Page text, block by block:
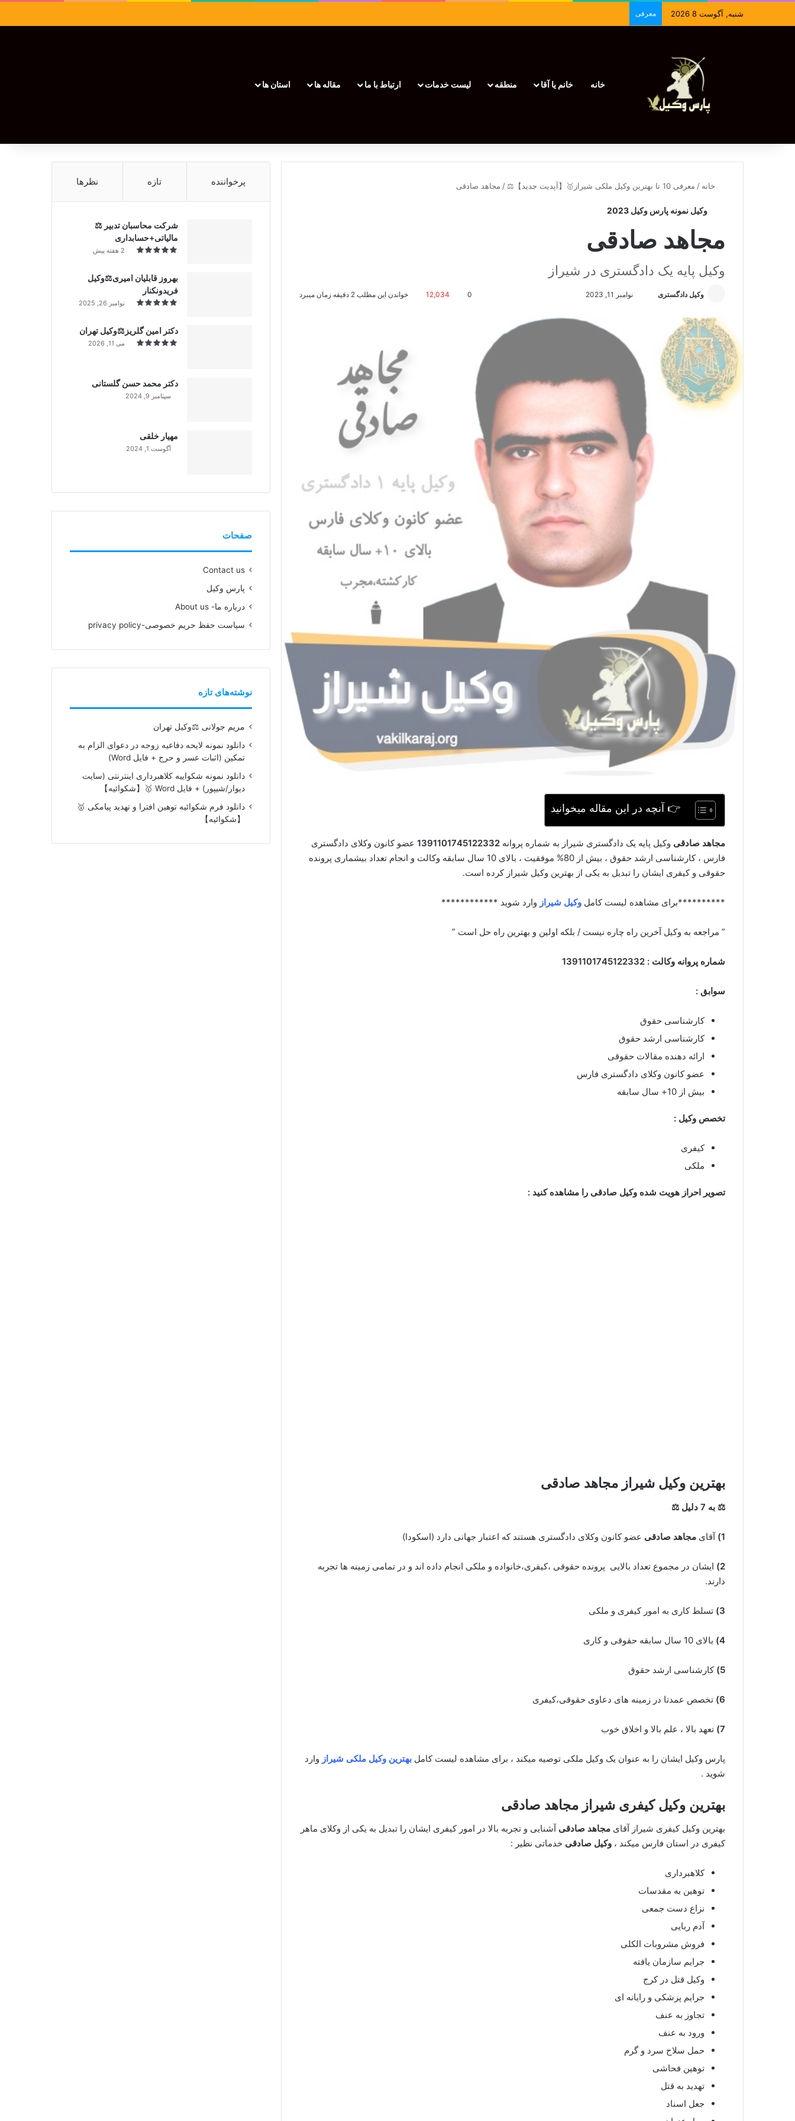
شنبه, آگوست 8 2026 معرفی
خانه خانم یا آقا منطقه لیست خدمات ارتباط با ما مقاله ها استان ها
خانه / معرفی 10 تا بهترین وکیل ملکی شیراز🥇【آپدیت جدید】⚖️ / مجاهد صادقی
وکیل نمونه پارس وکیل 2023
مجاهد صادقی
وکیل پایه یک دادگستری در شیراز
وکیل دادگستری
م
ل
نوامبر 11, 2023 0
12,034 خواندن این مطلب 2 دقیقه زمان میبرد
👉 آنچه در این مقاله میخوانید
مجاهد صادقی وکیل پایه یک دادگستری شیراز به شماره پروانه 1391101745122332 عضو کانون وکلای دادگستری
فارس ، کارشناسی ارشد حقوق ، بیش از 80% موفقیت ، بالای 10 سال سابقه وکالت و انجام تعداد بیشماری پرونده
حقوقی و کیفری ایشان را تبدیل به یکی از بهترین وکیل شیراز کرده است.
**********برای مشاهده لیست کامل وکیل شیراز وارد شوید ************
” مراجعه به وکیل آخرین راه چاره نیست / بلکه اولین و بهترین راه حل است ”
شماره پروانه وکالت : 1391101745122332
سوابق :
کارشناسی حقوق
کارشناسی ارشد حقوق
ارائه دهنده مقالات حقوقی
عضو کانون وکلای دادگستری فارس
بیش از 10+ سال سابقه
تخصص وکیل :
کیفری
ملکی
تصویر احراز هویت شده وکیل صادقی را مشاهده کنید :
بهترین وکیل شیراز مجاهد صادقی
⚖ به 7 دلیل ⚖
1) آقای مجاهد صادقی عضو کانون وکلای دادگستری هستند که اعتبار جهانی دارد (اسکودا)
2)
ایشان در مجموع تعداد بالایی پرونده حقوقی ،کیفری،خانواده و ملکی انجام داده اند و در تمامی زمینه ها تجربه
دارند.
3) تسلط کاری به امور کیفری و ملکی
4) بالای 10 سال سابقه حقوقی و کاری
5) کارشناسی ارشد حقوق
6) تخصص عمدتا در زمینه های دعاوی حقوقی،کیفری
7) تعهد بالا ، علم بالا و اخلاق خوب
پارس وکیل ایشان را به عنوان یک وکیل ملکی توصیه میکند ، برای مشاهده لیست کامل بهترین وکیل ملکی شیراز وارد
شوید .
بهترین وکیل کیفری شیراز مجاهد صادقی
بهترین وکیل کیفری شیراز آقای مجاهد صادقی آشنایی و تجربه بالا در امور کیفری ایشان را تبدیل به یکی از وکلای ماهر
کیفری در استان فارس میکند ، وکیل صادقی خدماتی نظیر :
کلاهبرداری
توهین به مقدسات
نزاع دست جمعی
آدم ربایی
فروش مشروبات الکلی
جرایم سازمان یافته
وکیل قتل در کرج
جرایم پزشکی و رایانه ای
تجاوز به عنف
ورود به عنف
حمل سلاح سرد و گرم
توهین فحاشی
تهدید به قتل
جعل اسناد
پرخواننده تازه نظرها
شرکت محاسبان تدبیر ⚖️
مالیاتی+حسابداری
2 هفته پیش
بهروز قابلیان امیری⚖️وکیل
فریدونکنار
نوامبر 26, 2025
دکتر امین گلریز⚖️وکیل تهران
می 11, 2026
دکتر محمد حسن گلستانی
سپتامبر 9, 2024
مهیار خلقی
آگوست 1, 2024
صفحات
Contact us
پارس وکیل
درباره ما- About us
سیاست حفظ حریم خصوصی-privacy policy
نوشته‌های تازه
مریم جولانی ⚖️وکیل تهران
دانلود نمونه لایحه دفاعیه زوجه در دعوای الزام به
تمکین (اثبات عسر و حرج + فایل Word)
دانلود نمونه شکواییه کلاهبرداری اینترنتی (سایت
دیوار/شیپور) + فایل Word 🥇【شکوائیه】
دانلود فرم شکوائیه توهین افترا و تهدید پیامکی 🥇
【شکوائیه】